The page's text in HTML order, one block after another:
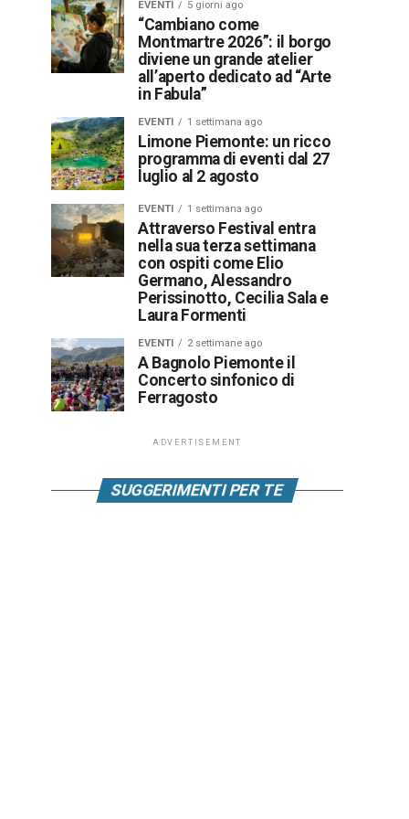
EVENTI 5 giorni ago
“Cambiano come
Montmartre 2026”: il borgo
diviene un grande atelier
all’aperto dedicato ad “Arte
in Fabula”
EVENTI 1 settimana ago
Limone Piemonte: un ricco
programma di eventi dal 27
luglio al 2 agosto
EVENTI 1 settimana ago
Attraverso Festival entra
nella sua terza settimana
con ospiti come Elio
Germano, Alessandro
Perissinotto, Cecilia Sala e
Laura Formenti
EVENTI 2 settimane ago
A Bagnolo Piemonte il
Concerto sinfonico di
Ferragosto
ADVERTISEMENT
SUGGERIMENTI PER TE